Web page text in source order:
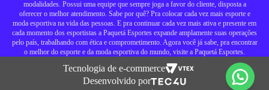
modalidades. Possui uma equipe que sempre joga a favor do cliente, disposta a
oferecer o melhor atendimento. Sabe por quê? Pra colocar cada vez mais esporte e
moda esportiva na vida das pessoas. E pra continuar cada vez mais ativa e presente em
cada momento dos esportistas a Paquetá Esportes expande amplamente suas operações
pelo país, trabalhando com ética e comprometimento. Agora você já sabe, pra encontrar
o melhor do esporte e da moda esportiva do mundo, visite a Paquetá Esportes.
Tecnologia de e-commerce
Desenvolvido por